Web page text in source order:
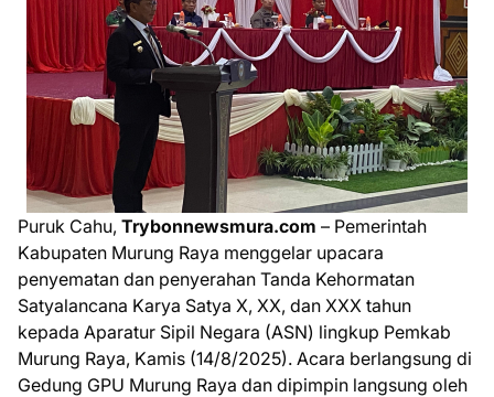
Puruk Cahu, Trybonnewsmura.com – Pemerintah
Kabupaten Murung Raya menggelar upacara
penyematan dan penyerahan Tanda Kehormatan
Satyalancana Karya Satya X, XX, dan XXX tahun
kepada Aparatur Sipil Negara (ASN) lingkup Pemkab
Murung Raya, Kamis (14/8/2025). Acara berlangsung di
Gedung GPU Murung Raya dan dipimpin langsung oleh